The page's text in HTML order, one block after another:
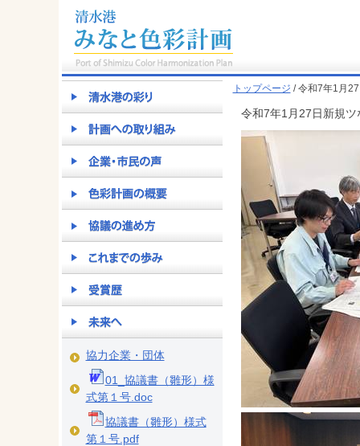
協力企業・団体
01_協議書（雛形）様
式第１号.doc
協議書（雛形）様式
第１号.pdf
トップページ / 令和7年1月
令和7年1月27日新規